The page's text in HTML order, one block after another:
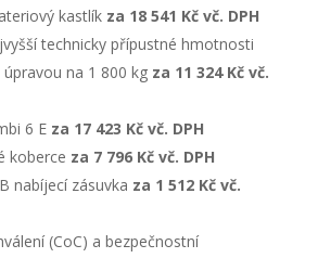
kastlík za 18 541 Kč vč. DPH
technicky přípustné hmotnosti
na 1 800 kg za 11 324 Kč vč.
6 E za 17 423 Kč vč. DPH
koberce za 7 796 Kč vč. DPH
nabíjecí zásuvka za 1 512 Kč vč.
(CoC) a bezpečnostní